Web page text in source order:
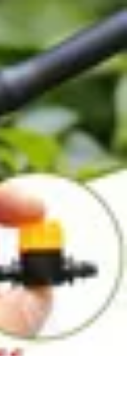
Installation et